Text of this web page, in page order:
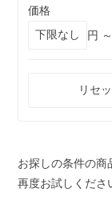
価格
円 ～
リセ
お探しの条件の商
再度お試しくださ